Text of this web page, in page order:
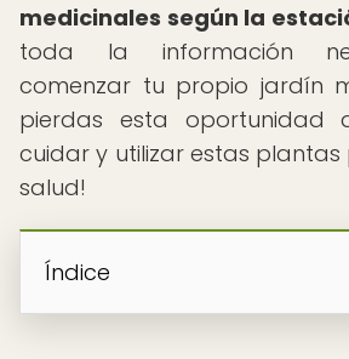
medicinales según la
toda la información
comenzar tu propio jardín
pierdas esta oportunidad
cuidar y utilizar estas
salud!
Índice